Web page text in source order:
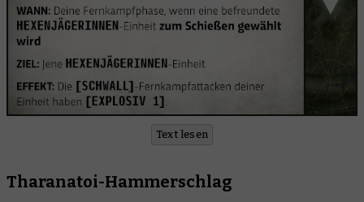
Text lesen
Tharanatoi-Hammerschlag